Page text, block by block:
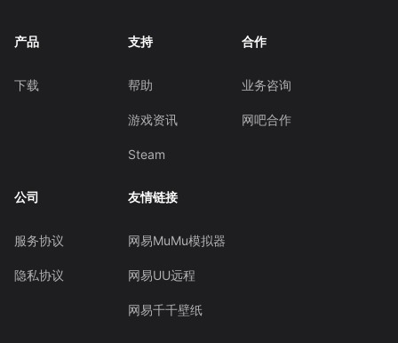
产品
下载
支持
帮助
游戏资讯
Steam
合作
业务咨询
网吧合作
公司
服务协议
隐私协议
友情链接
网易MuMu模拟器
网易UU远程
网易千千壁纸